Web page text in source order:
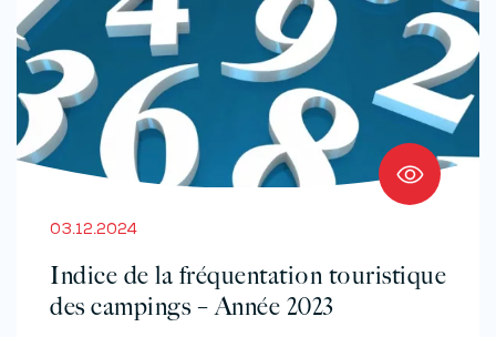
03.12.2024
Indice de la fréquentation touristique
des campings – Année 2023